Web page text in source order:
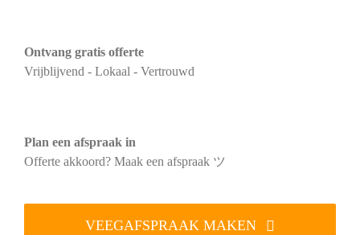
Ontvang gratis offerte
Vrijblijvend - Lokaal - Vertrouwd
Plan een afspraak in
Offerte akkoord? Maak een afspraak ツ
VEEGAFSPRAAK MAKEN